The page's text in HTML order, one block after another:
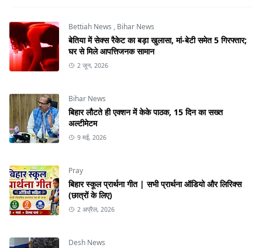
Bettiah News , Bihar News
बेतिया में सेक्स रैकेट का बड़ा खुलासा, मां-बेटी समेत 5 गिरफ्तार;
घर से मिले आपत्तिजनक सामान
2 जून, 2026
Bihar News
बिहार लौटते ही एक्शन में केके पाठक, 15 दिन का सख्त
अल्टीमेटम
9 मई, 2026
Pray
बिहार स्कूल प्रार्थना गीत | सभी प्रार्थना ऑडियो और लिरिक्स
(छात्रों के लिए)
2 अप्रैल, 2026
Desh News